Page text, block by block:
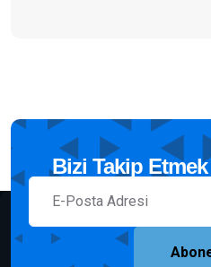
Bizi Takip